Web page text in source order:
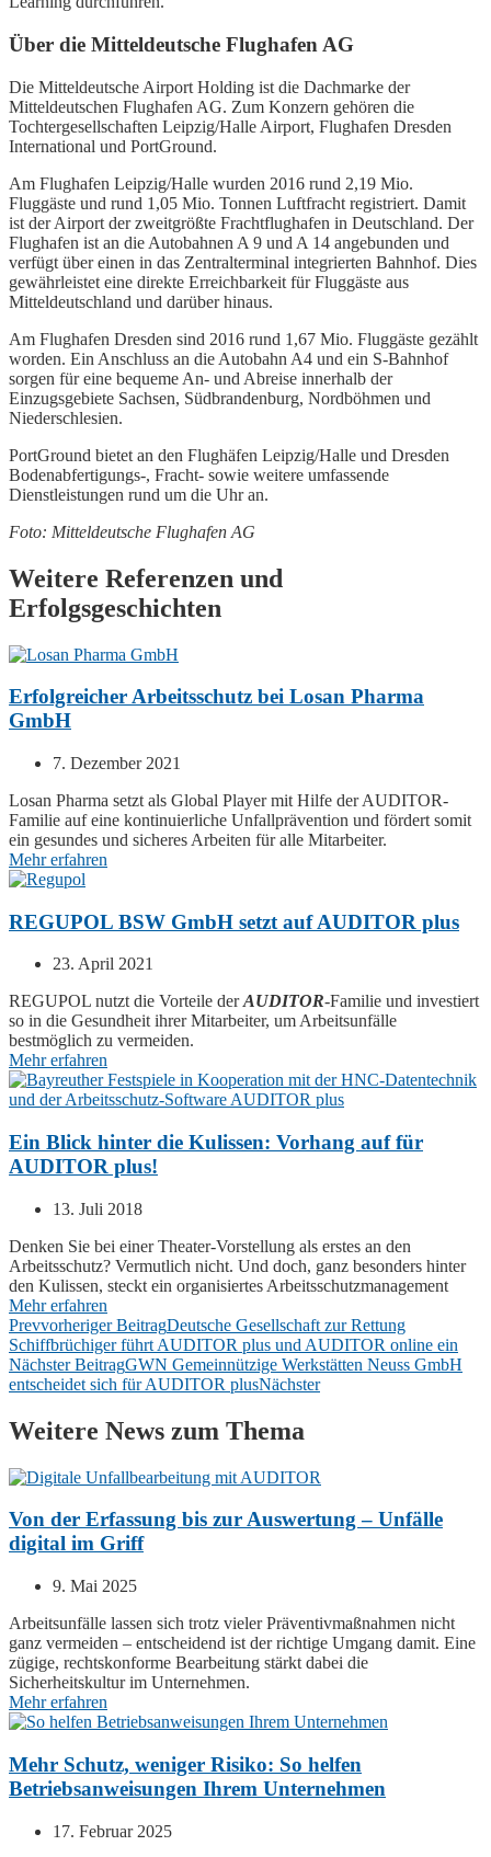
Über die Mitteldeutsche Flughafen AG
Die Mitteldeutsche Airport Holding ist die Dachmarke der
Mitteldeutschen Flughafen AG. Zum Konzern gehören die
Tochtergesellschaften Leipzig/Halle Airport, Flughafen Dresden
International und PortGround.
Am Flughafen Leipzig/Halle wurden 2016 rund 2,19 Mio.
Fluggäste und rund 1,05 Mio. Tonnen Luftfracht registriert. Damit
ist der Airport der zweitgrößte Frachtflughafen in Deutschland. Der
Flughafen ist an die Autobahnen A 9 und A 14 angebunden und
verfügt über einen in das Zentralterminal integrierten Bahnhof. Dies
gewährleistet eine direkte Erreichbarkeit für Fluggäste aus
Mitteldeutschland und darüber hinaus.
Am Flughafen Dresden sind 2016 rund 1,67 Mio. Fluggäste gezählt
worden. Ein Anschluss an die Autobahn A4 und ein S-Bahnhof
sorgen für eine bequeme An- und Abreise innerhalb der
Einzugsgebiete Sachsen, Südbrandenburg, Nordböhmen und
Niederschlesien.
PortGround bietet an den Flughäfen Leipzig/Halle und Dresden
Bodenabfertigungs-, Fracht- sowie weitere umfassende
Dienstleistungen rund um die Uhr an.
Foto: Mitteldeutsche Flughafen AG
Weitere Referenzen und
Erfolgsgeschichten
Erfolgreicher Arbeitsschutz bei Losan Pharma
GmbH
7. Dezember 2021
Losan Pharma setzt als Global Player mit Hilfe derAUDITOR-
Familie auf eine kontinuierliche Unfallprävention und fördert somit
ein gesundes und sicheres Arbeiten für alle Mitarbeiter.
Mehr erfahren
REGUPOL BSW GmbH setzt auf AUDITOR plus
23. April 2021
REGUPOL nutzt die Vorteile derAUDITOR-Familie und investiert
so in die Gesundheit ihrer Mitarbeiter, um Arbeitsunfälle
bestmöglich zu vermeiden.
Mehr erfahren
Ein Blick hinter die Kulissen: Vorhang auf für
AUDITOR plus!
13. Juli 2018
Denken Sie bei einer Theater-Vorstellung als erstes an den
Arbeitsschutz? Vermutlich nicht. Und doch, ganz besonders hinter
den Kulissen, steckt ein organisiertes Arbeitsschutzmanagement
Mehr erfahren
Prevvorheriger BeitragDeutsche Gesellschaft zur Rettung
Schiffbrüchiger führt AUDITOR plus und AUDITOR online ein
Nächster BeitragGWN Gemeinnützige Werkstätten Neuss GmbH
entscheidet sich für AUDITOR plusNächster
Weitere News zum Thema
Von der Erfassung bis zur Auswertung – Unfälle
digital im Griff
9. Mai 2025
Arbeitsunfälle lassen sich trotz vieler Präventivmaßnahmen nicht
ganz vermeiden – entscheidend ist der richtige Umgang damit. Eine
zügige, rechtskonforme Bearbeitung stärkt dabei die
Sicherheitskultur im Unternehmen.
Mehr erfahren
Mehr Schutz, weniger Risiko: So helfen
Betriebsanweisungen Ihrem Unternehmen
17. Februar 2025